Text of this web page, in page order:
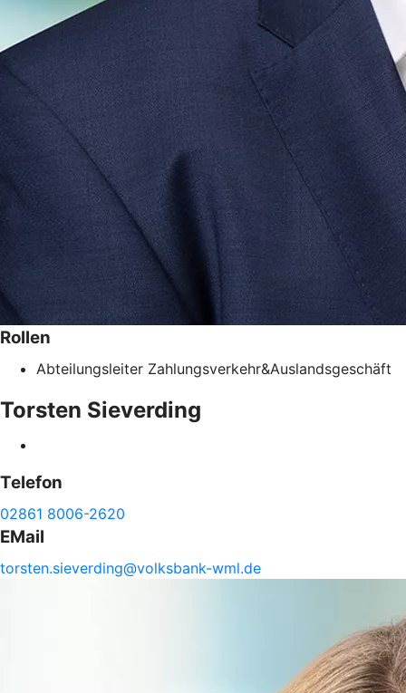
Rollen
Abteilungsleiter Zahlungsverkehr&Auslandsgeschäft
Torsten Sieverding
Telefon
02861 8006-2620
EMail
torsten.sieverding@volksbank-wml.de